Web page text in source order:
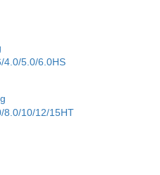
4.0/5.0/6.0HS
8.0/10/12/15HT